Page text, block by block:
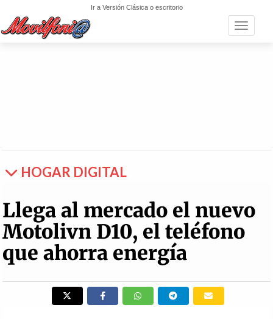
Ir a Versión Clásica o escritorio
Toggle
HOGAR DIGITAL
Llega al mercado el nuevo
Motolivn D10, el teléfono
que ahorra energía